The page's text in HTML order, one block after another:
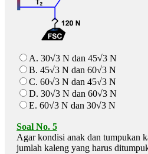
A. 30√3 N dan 45√3 N
B. 45√3 N dan 60√3 N
C. 60√3 N dan 45√3 N
D. 30√3 N dan 60√3 N
E. 60√3 N dan 30√3 N
Soal No. 5
Agar kondisi anak dan tumpukan
jumlah kaleng yang harus